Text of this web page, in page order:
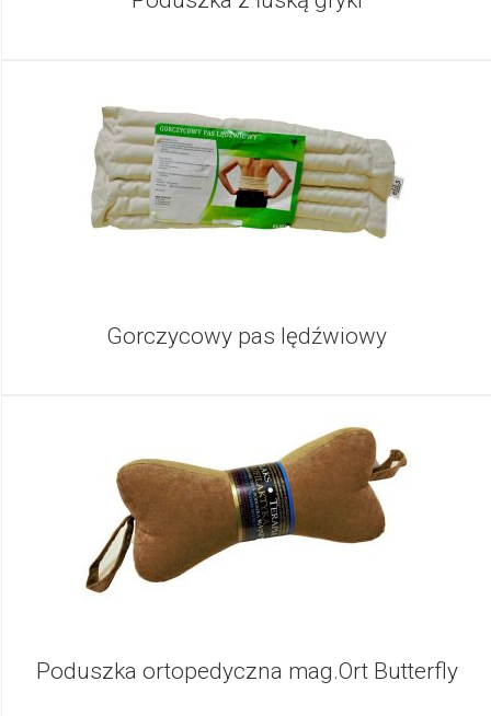
Gorczycowy pas lędźwiowy
Poduszka ortopedyczna mag.Ort Butterfly